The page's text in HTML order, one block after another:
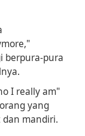
,"
berpura-pura
I really am"
yang
mandiri.